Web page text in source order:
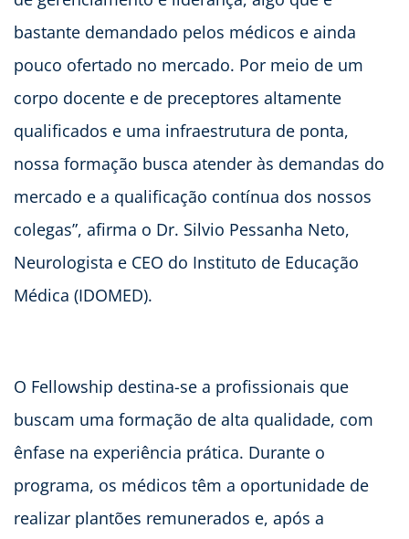
bastante demandado pelos médicos e ainda
pouco ofertado no mercado. Por meio de um
corpo docente e de preceptores altamente
qualificados e uma infraestrutura de ponta,
nossa formação busca atender às demandas do
mercado e a qualificação contínua dos nossos
colegas”, afirma o Dr. Silvio Pessanha Neto,
Neurologista e CEO do Instituto de Educação
Médica (IDOMED).
O Fellowship destina-se a profissionais que
buscam uma formação de alta qualidade, com
ênfase na experiência prática. Durante o
programa, os médicos têm a oportunidade de
realizar plantões remunerados e, após a